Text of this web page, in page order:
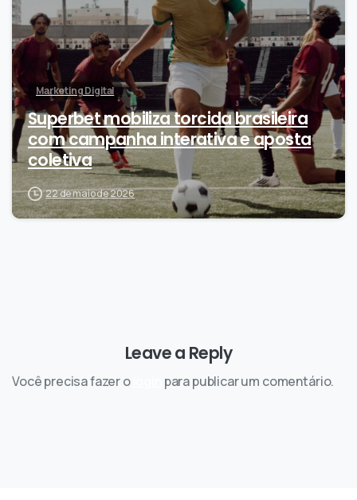
Marketing Digital
Superbet mobiliza torcida brasileira
com campanha interativa e aposta
coletiva
22 de maio de 2026
Leave a Reply
Você precisa fazer o para publicar um comentário.